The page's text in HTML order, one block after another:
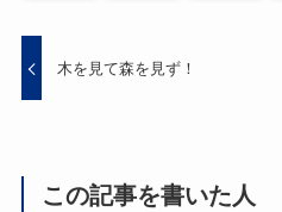
木を見て森を見ず！
この記事を書いた人